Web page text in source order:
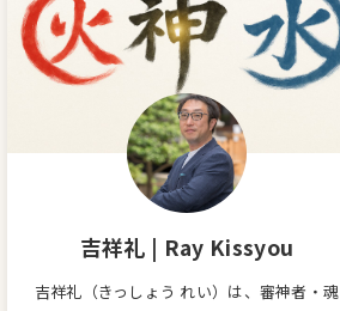
吉祥礼 | Ray Kissyou
吉祥礼（きっしょう れい）は、審神者・魂